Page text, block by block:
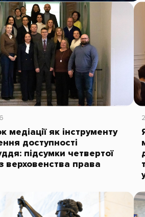
медіації як інструменту
доступності
підсумки четвертої
з верховенства права